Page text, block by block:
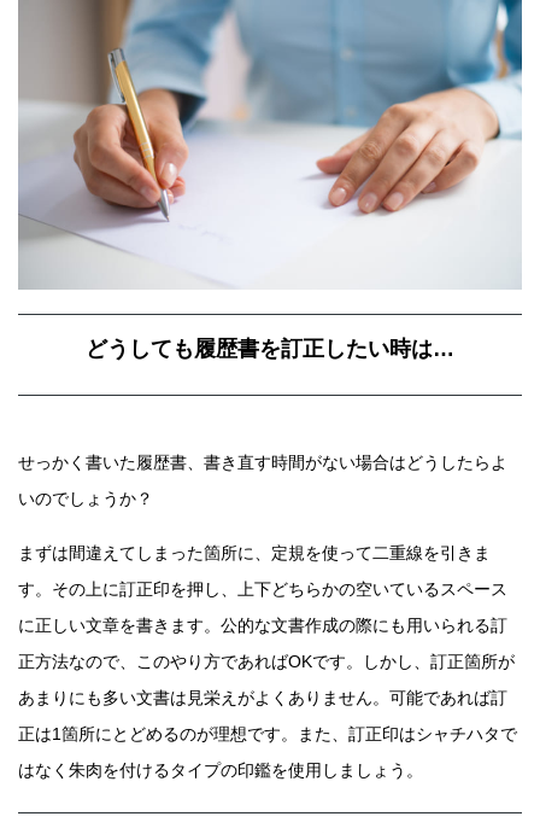
どうしても履歴書を訂正したい時は…
せっかく書いた履歴書、書き直す時間がない場合はどうしたらよ
いのでしょうか？
まずは間違えてしまった箇所に、定規を使って二重線を引きま
す。その上に訂正印を押し、上下どちらかの空いているスペース
に正しい文章を書きます。公的な文書作成の際にも用いられる訂
正方法なので、このやり方であればOKです。しかし、訂正箇所が
あまりにも多い文書は見栄えがよくありません。可能であれば訂
正は1箇所にとどめるのが理想です。また、訂正印はシャチハタで
はなく朱肉を付けるタイプの印鑑を使用しましょう。